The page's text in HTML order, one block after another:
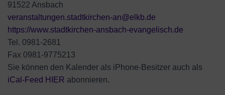
91522 Ansbach
veranstaltungen.stadtkirchen-an@elkb.de
https://www.stadtkirchen-ansbach-evangelisch.de
Tel. 0981-2681
Fax 0981-9775213
Sie können den Kalender als iPhone-Besitzer auch als
iCal-Feed HIER abonnieren.